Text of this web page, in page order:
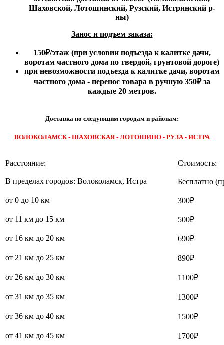
Шаховской, Лотошинский, Рузский, Истринский р-
ны)
Занос и подъем заказа:
150₽/этаж(при условии подъезда к калитке дачи,
воротам частного дома по твердой, грунтовой дороге)
при невозможности подъезда к калитке дачи, воротам
частного дома - перенос товара в ручную 350₽ за
каждые 20 метров.
Доставка по следующим городам и районам:
ВОЛОКОЛАМСК - ШАХОВСКАЯ - ЛОТОШИНО - РУЗА - ИСТРА
Расстояние: Стоимость:
В пределах городов: Волоколамск, Истра Бесплатно
от 0 до 10 км 300₽
от 11 км до 15 км 500₽
от 16 км до 20 км 690₽
от 21 км до 25 км 890₽
от 26 км до 30 км 1100₽
от 31 км до 35 км 1300₽
от 36 км до 40 км 1500₽
от 41 км до 45 км 1700₽